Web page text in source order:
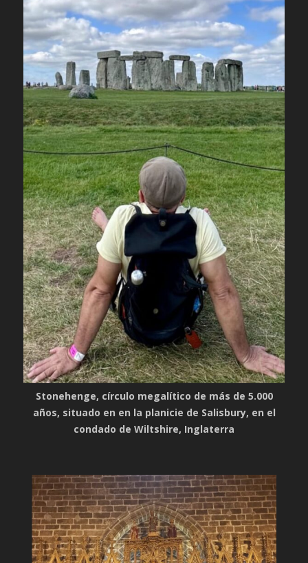
Stonehenge, círculo megalítico de más de 5.000
años, situado en en la planicie de Salisbury, en el
condado de Wiltshire, Inglaterra